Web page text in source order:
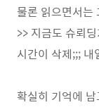
물론 읽으면서는
>> 지금도 슈뢰
시간이 삭제;;;
확실히 기억에